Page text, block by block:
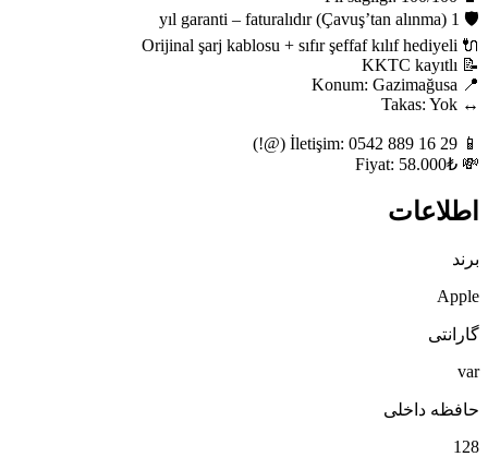
💸 Fiyat: 58.000₺
اطلاعات
برند
Apple
گارانتی
var
حافظه داخلی
128